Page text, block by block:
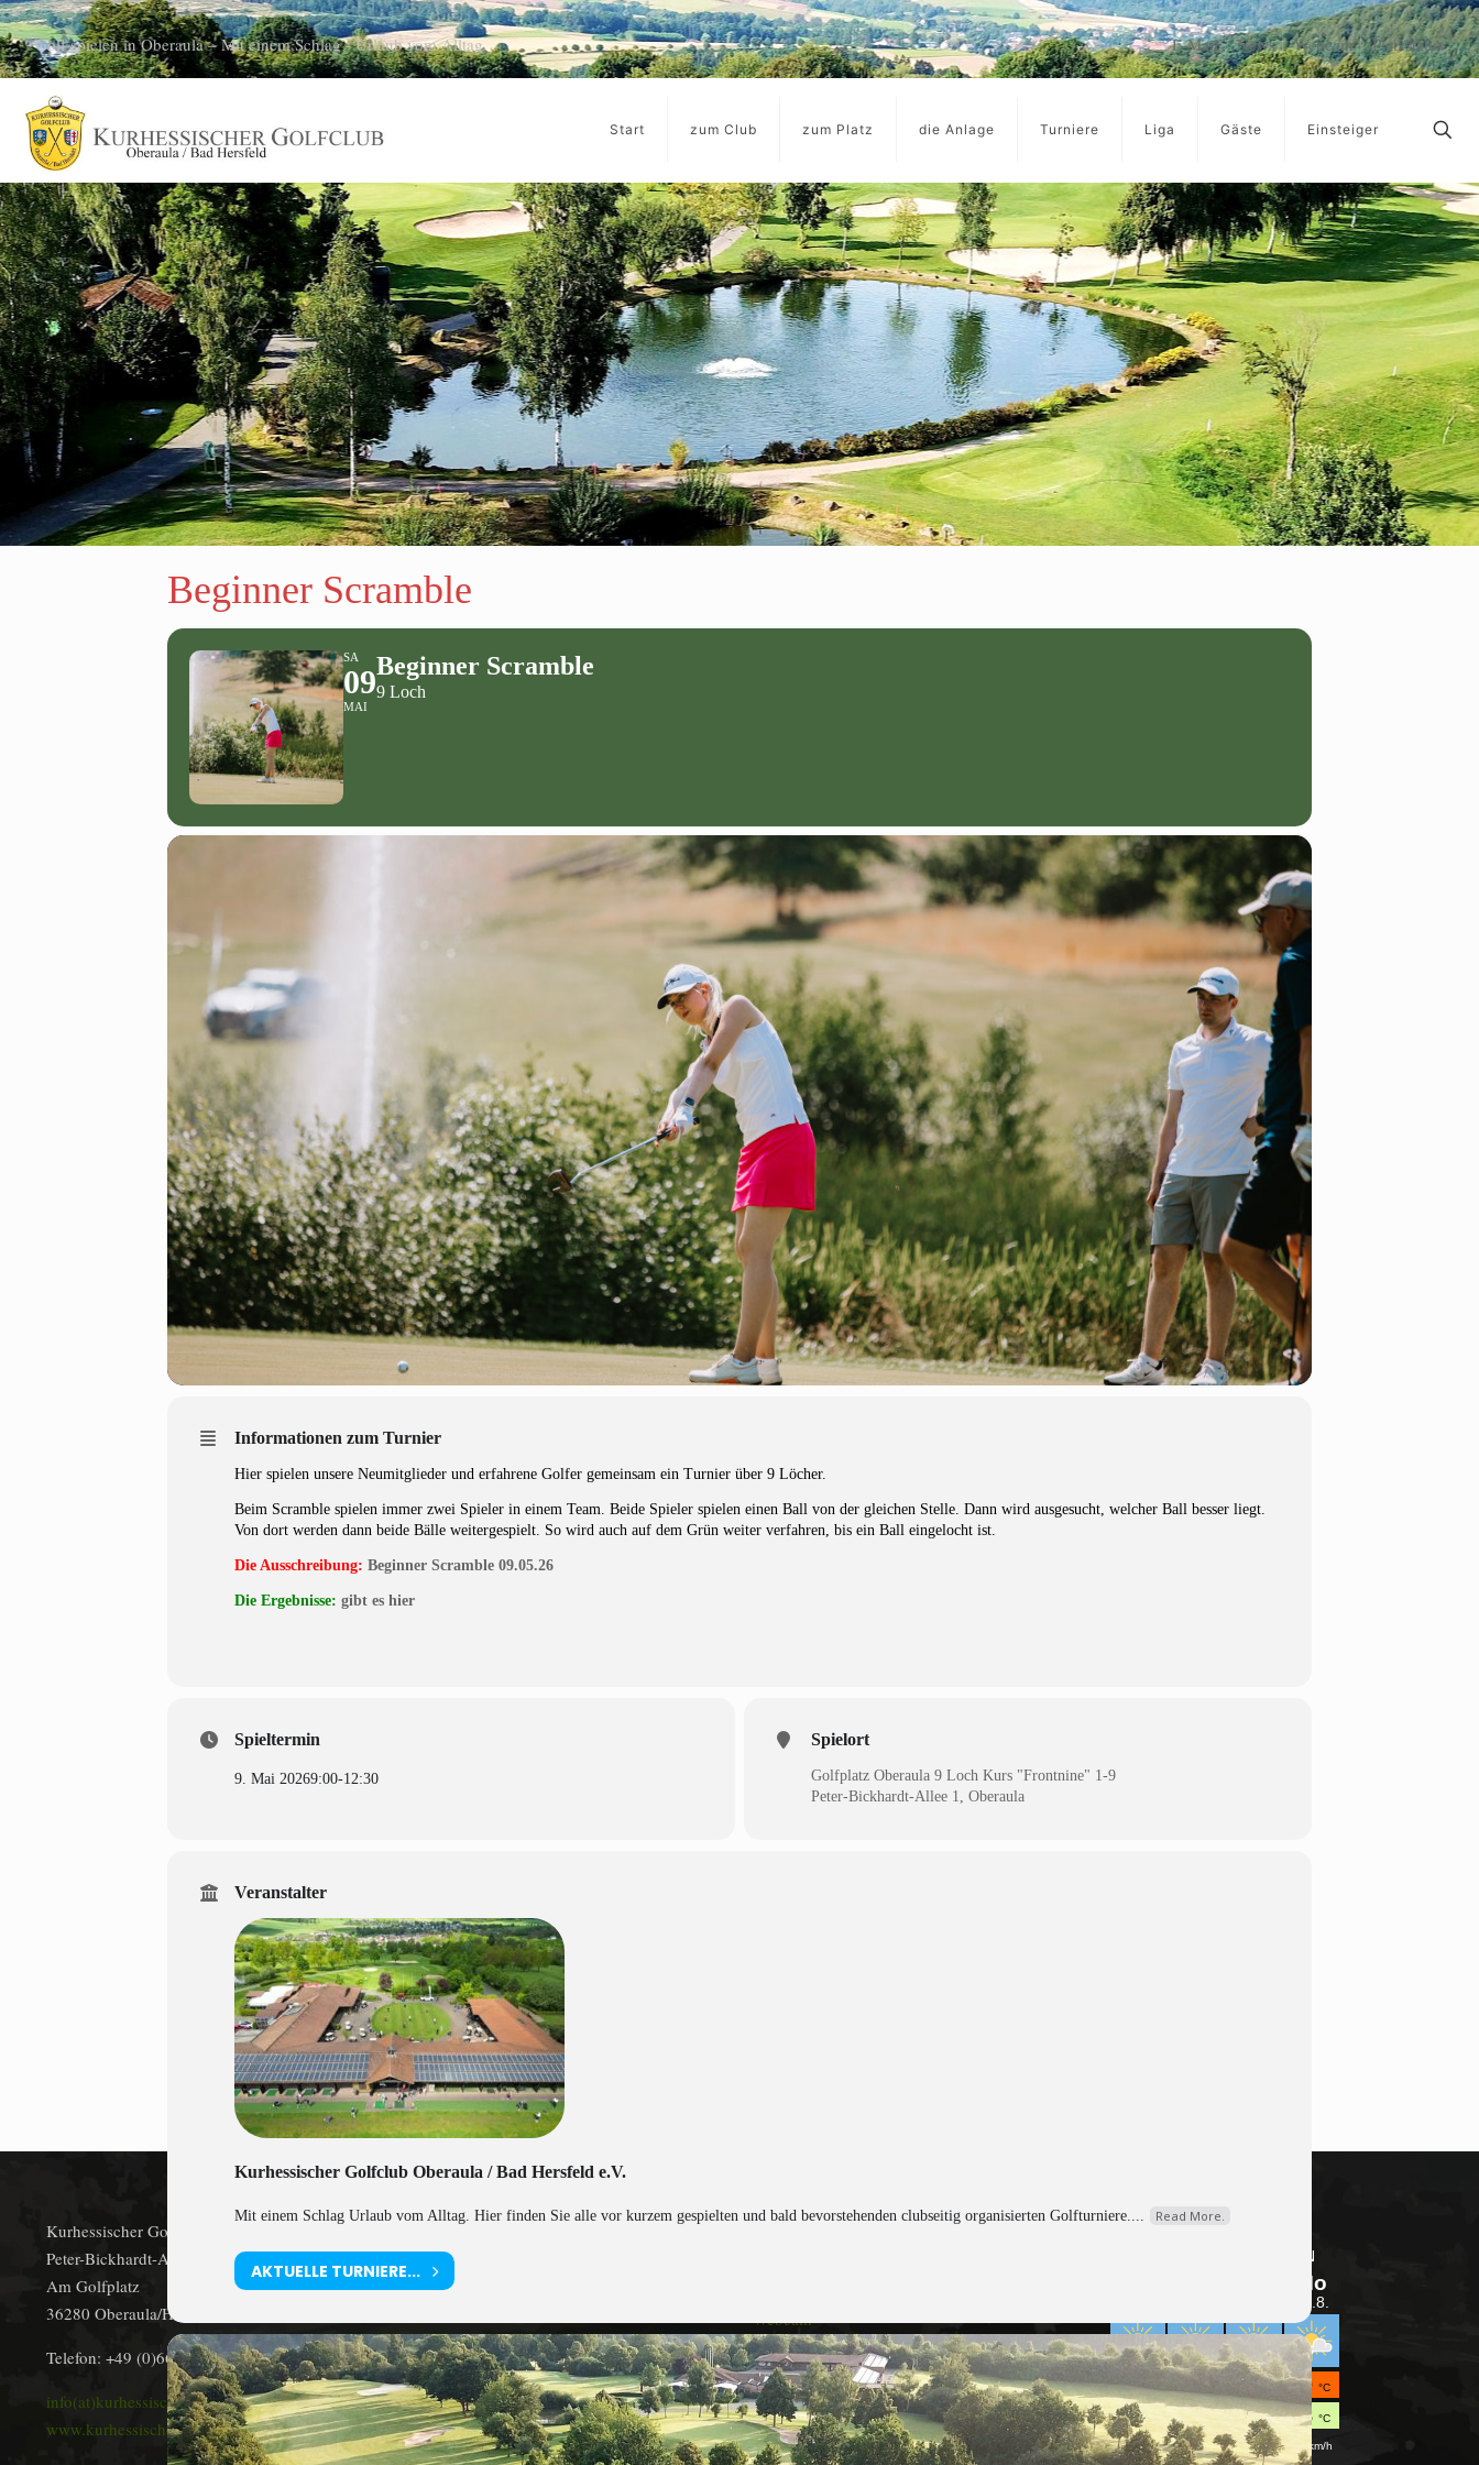
Golf spielen in Oberaula – Mit einem Schlag - Urlaub vom Alltag E-Mail News Webcam Platzstatus
Start zum Club zum Platz die Anlage Turniere Liga Gäste Einsteiger
Beginner Scramble
SA
09
MAI
Beginner Scramble
9 Loch
Informationen zum Turnier
Hier spielen unsere Neumitglieder und erfahrene Golfer gemeinsam ein Turnier über 9 Löcher.
Beim Scramble spielen immer zwei Spieler in einem Team. Beide Spieler spielen einen Ball von der gleichen Stelle. Dann wird ausgesucht, welcher Ball besser liegt.
Von dort werden dann beide Bälle weitergespielt. So wird auch auf dem Grün weiter verfahren, bis ein Ball eingelocht ist.
Die Ausschreibung: Beginner Scramble 09.05.26
Die Ergebnisse: gibt es hier
Spieltermin
9. Mai 20269:00-12:30
Spielort
Golfplatz Oberaula 9 Loch Kurs "Frontnine" 1-9
Peter-Bickhardt-Allee 1, Oberaula
Veranstalter
Kurhessischer Golfclub Oberaula / Bad Hersfeld e.V.
Mit einem Schlag Urlaub vom Alltag. Hier finden Sie alle vor kurzem gespielten und bald bevorstehenden clubseitig organisierten Golfturniere.... Read More.
AKTUELLE TURNIERE...
Kurhessischer Golfclub Oberaula/Bad Hersfeld e.V.
Peter-Bickhardt-Allee 1
Am Golfplatz
36280 Oberaula/Hausen
Telefon: +49 (0)6628 9154-0
info(at)kurhessischer-golfclub.de
www.kurhessischer-golfclub.de
Webcam
Startzeiten
Gewitterschutz
Notfall-Karte